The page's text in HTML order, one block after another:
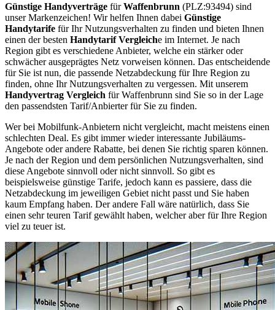
Günstige Handyverträge fürWaffenbrunn (PLZ:93494) sind
unser Markenzeichen! Wir helfen Ihnen dabei Günstige
Handytarife für Ihr Nutzungsverhalten zu finden und bieten Ihnen
einen der besten Handytarif Vergleiche im Internet. Je nach
Region gibt es verschiedene Anbieter, welche ein stärker oder
schwächer ausgeprägtes Netz vorweisen können. Das entscheidende
für Sie ist nun, die passende Netzabdeckung für Ihre Region zu
finden, ohne Ihr Nutzungsverhalten zu vergessen. Mit unserem
Handyvertrag Vergleich für Waffenbrunn sind Sie so in der Lage
den passendsten Tarif/Anbierter für Sie zu finden.
Wer bei Mobilfunk-Anbietern nicht vergleicht, macht meistens einen
schlechten Deal. Es gibt immer wieder interessante Jubiläums-
Angebote oder andere Rabatte, bei denen Sie richtig sparen können.
Je nach der Region und dem persönlichen Nutzungsverhalten, sind
diese Angebote sinnvoll oder nicht sinnvoll. So gibt es
beispielsweise günstige Tarife, jedoch kann es passiere, dass die
Netzabdeckung im jeweiligen Gebiet nicht passt und Sie haben
kaum Empfang haben. Der andere Fall wäre natürlich, dass Sie
einen sehr teuren Tarif gewählt haben, welcher aber für Ihre Region
viel zu teuer ist.